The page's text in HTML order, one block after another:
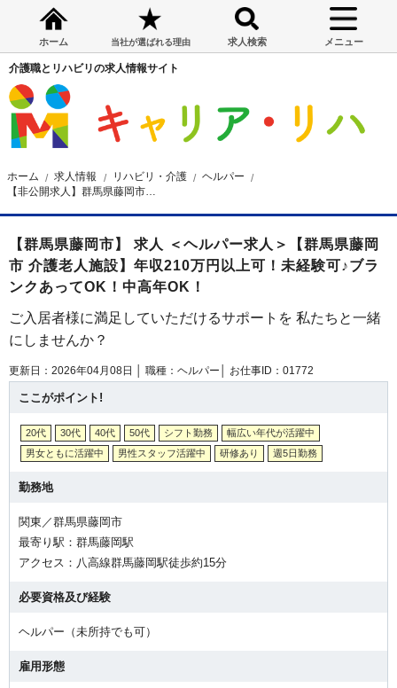
ホーム 当社が選ばれる理由 求人検索 メニュー
介護職とリハビリの求人情報サイト
ホーム 求人情報 リハビリ・介護
ヘルパー
【群馬県藤岡市】 求人 ＜ヘルパー求人＞【群馬県藤岡
市 介護老人施設】年収210万円以上可！未経験可♪ブラ
ンクあってOK！中高年OK！
ご入居者様に満足していただけるサポートを 私たちと一緒
にしませんか？
更新日：2026年04月08日 │ 職種：ヘルパー│ お仕事ID：01772
ここがポイント!
20代 30代 40代 50代 シフト勤務
幅広い年代が活躍中
男女ともに活躍中
男性スタッフ活躍中 研修あり 週5日勤務
勤務地
関東／群馬県藤岡市
最寄り駅：群馬藤岡駅
アクセス：八高線群馬藤岡駅徒歩約15分
必要資格及び経験
ヘルパー（未所持でも可）
雇用形態